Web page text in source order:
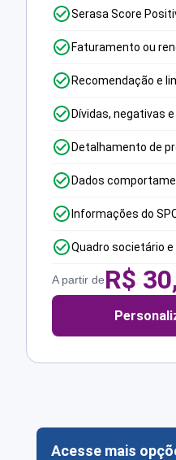
Serasa Score
Faturamento ou
Recomendação e
Dívidas, negativas
Detalhamento de
Dados
Informações do
Quadro societário
A partir deR$
Acesse mais